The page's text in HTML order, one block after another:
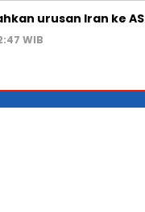
urusan Iran ke AS
WIB